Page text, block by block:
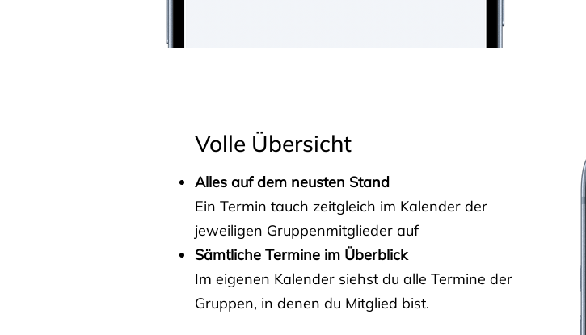
Volle Übersicht
Alles auf dem neusten Stand
Ein Termin tauch zeitgleich im Kalender der
jeweiligen Gruppenmitglieder auf
Sämtliche Termine im Überblick
Im eigenen Kalender siehst du alle Termine der
Gruppen, in denen du Mitglied bist.